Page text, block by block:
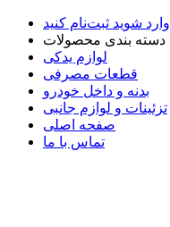
وارد شوید ثبت‌نام کنید
دسته بندی محصولات
لوازم یدکی
قطعات مصرفی
بدنه و داخل خودرو
تزئینات و لوازم جانبی
صفحه اصلی
تماس با ما